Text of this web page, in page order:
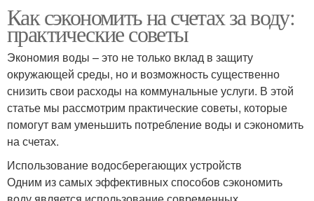
Как сэкономить на счетах за воду:
практические советы
Экономия воды – это не только вклад в защиту
окружающей среды, но и возможность существенно
снизить свои расходы на коммунальные услуги. В этой
статье мы рассмотрим практические советы, которые
помогут вам уменьшить потребление воды и сэкономить
на счетах.
Использование водосберегающих устройств
Одним из самых эффективных способов сэкономить